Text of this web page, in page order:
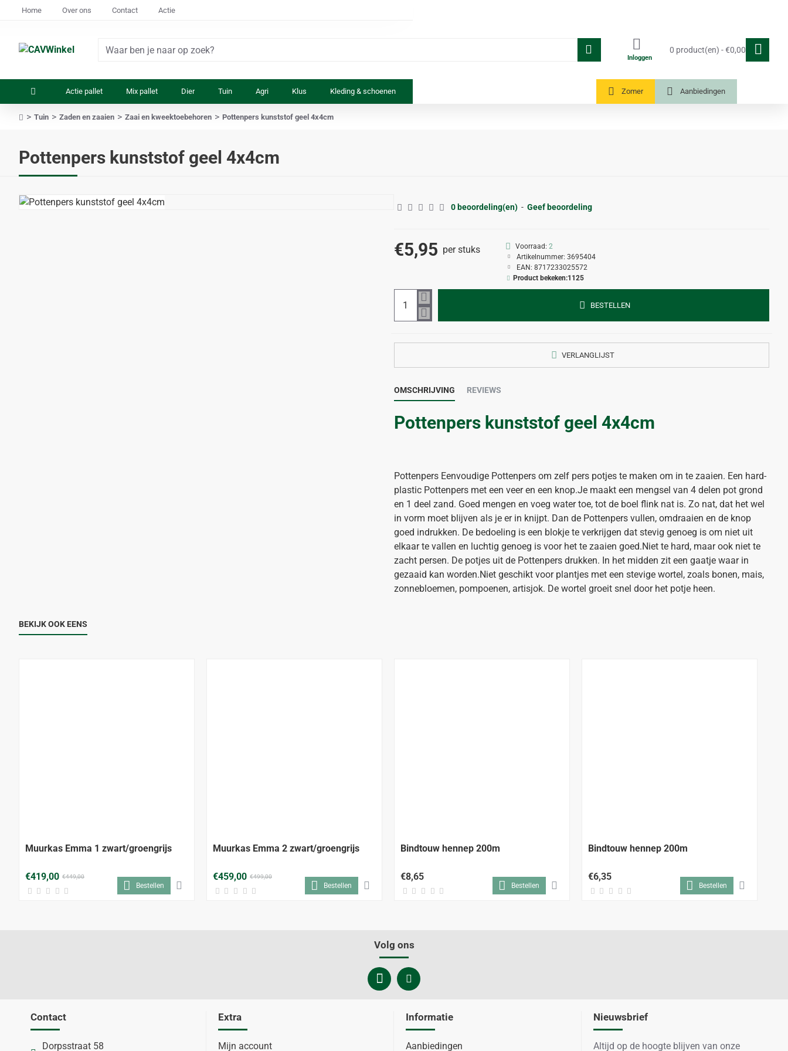
Home Over ons Contact Actie
Waar
op
Inloggen
0 product(en) - €0,00
Actie pallet Mix pallet Dier Tuin Agri Klus Kleding & schoenen Zomer Aanbiedingen
Pottenpers kunststof geel 4x4cm
Tuin Zaden en zaaien Zaai en kweektoebehoren Pottenpers kunststof geel 4x4cm
0 beoordeling(en) - Geef beoordeling
€5,95 per stuks Voorraad: 2
Artikelnummer: 3695404
EAN: 8717233025572
Product bekeken:1125
BESTELLEN
VERLANGLIJST
OMSCHRIJVING REVIEWS
Pottenpers kunststof geel 4x4cm
Pottenpers Eenvoudige Pottenpers om zelf pers potjes te maken om in te zaaien. Een hard-
plastic Pottenpers met een veer en een knop.Je maakt een mengsel van 4 delen pot grond
en 1 deel zand. Goed mengen en voeg water toe, tot de boel flink nat is. Zo nat, dat het wel
in vorm moet blijven als je er in knijpt. Dan de Pottenpers vullen, omdraaien en de knop
goed indrukken. De bedoeling is een blokje te verkrijgen dat stevig genoeg is om niet uit
elkaar te vallen en luchtig genoeg is voor het te zaaien goed.Niet te hard, maar ook niet te
zacht persen. De potjes uit de Pottenpers drukken. In het midden zit een gaatje waar in
gezaaid kan worden.Niet geschikt voor plantjes met een stevige wortel, zoals bonen, mais,
zonnebloemen, pompoenen, artisjok. De wortel groeit snel door het potje heen.
BEKIJK OOK EENS
Muurkas Emma 1 zwart/groengrijs
€419,00 €449,00
Bestellen
Muurkas Emma 2 zwart/groengrijs
€459,00 €499,00
Bestellen
Bindtouw hennep 200m
€8,65
Bestellen
Bindtouw hennep 200m
€6,35
Bestellen
Volg ons
Contact
Dorpsstraat 58
Extra
Mijn account
Informatie
Aanbiedingen
Nieuwsbrief
Altijd op de hoogte blijven van onze